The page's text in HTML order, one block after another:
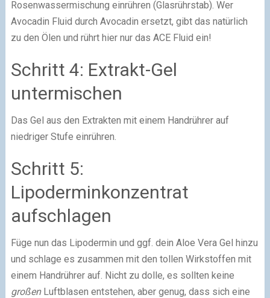
Rosenwassermischung einrühren (Glasrührstab). Wer
Avocadin Fluid durch Avocadin ersetzt, gibt das natürlich
zu den Ölen und rührt hier nur das ACE Fluid ein!
Schritt 4: Extrakt-Gel
untermischen
Das Gel aus den Extrakten mit einem Handrührer auf
niedriger Stufe einrühren.
Schritt 5:
Lipoderminkonzentrat
aufschlagen
Füge nun das Lipodermin und ggf. dein Aloe Vera Gel hinzu
und schlage es zusammen mit den tollen Wirkstoffen mit
einem Handrührer auf. Nicht zu dolle, es sollten keine
großenLuftblasen entstehen, aber genug, dass sich eine